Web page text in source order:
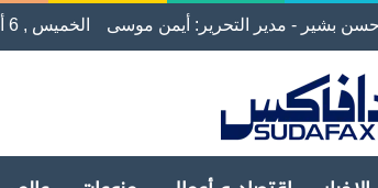
بشير - مدير التحرير: أيمن موسى الخميس , 6 أغسطس 2026